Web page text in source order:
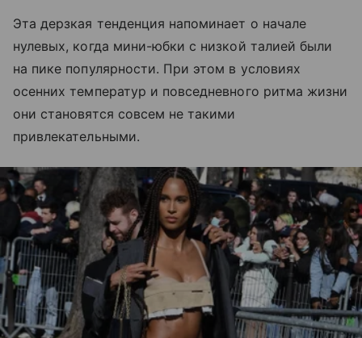
Эта дерзкая тенденция напоминает о начале
нулевых, когда мини-юбки с низкой талией были
на пике популярности. При этом в условиях
осенних температур и повседневного ритма жизни
они становятся совсем не такими
привлекательными.